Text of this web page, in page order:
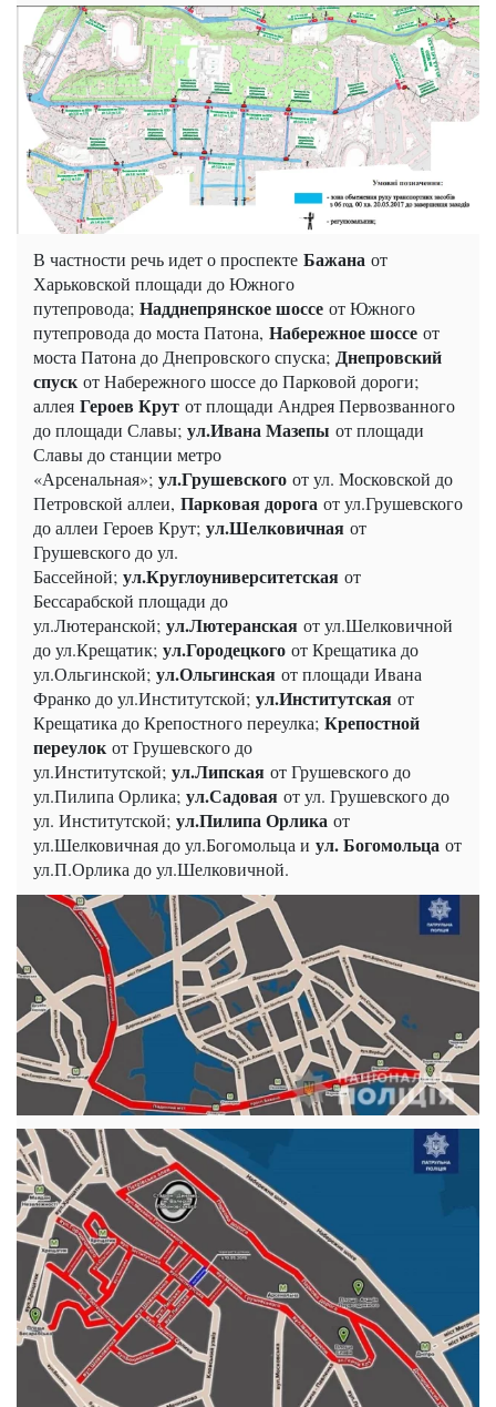
В частности речь идет о проспекте Бажана от
Харьковской площади до Южного
путепровода; Надднепрянское шоссе от Южного
путепровода до моста Патона, Набережное шоссе от
моста Патона до Днепровского спуска; Днепровский
спуск от Набережного шоссе до Парковой дороги;
аллея Героев Крут от площади Андрея Первозванного
до площади Славы; ул.Ивана Мазепы от площади
Славы до станции метро
«Арсенальная»; ул.Грушевского от ул. Московской до
Петровской аллеи, Парковая дорога от ул.Грушевского
до аллеи Героев Крут; ул.Шелковичная от
Грушевского до ул.
Бассейной; ул.Круглоуниверситетская от
Бессарабской площади до
ул.Лютеранской; ул.Лютеранская от ул.Шелковичной
до ул.Крещатик; ул.Городецкого от Крещатика до
ул.Ольгинской; ул.Ольгинская от площади Ивана
Франко до ул.Институтской; ул.Институтская от
Крещатика до Крепостного переулка; Крепостной
переулок от Грушевского до
ул.Институтской; ул.Липская от Грушевского до
ул.Пилипа Орлика; ул.Садовая от ул. Грушевского до
ул. Институтской; ул.Пилипа Орлика от
ул.Шелковичная до ул.Богомольца и ул. Богомольца от
ул.П.Орлика до ул.Шелковичной.